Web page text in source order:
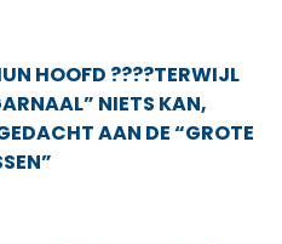
HOOFD ????TERWIJL
NIETS KAN,
AAN DE “GROTE